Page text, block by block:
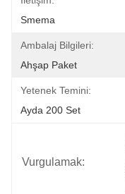
Smema
Ambalaj Bilgileri:
Ahşap Paket
Yetenek Temini:
Ayda 200 Set
Vurgulamak: